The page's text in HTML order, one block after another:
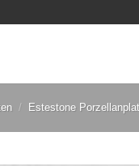
/ Estestone